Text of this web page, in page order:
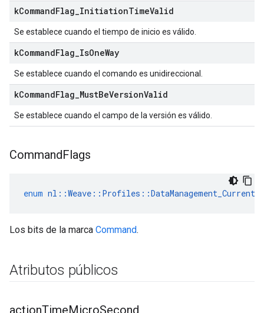
kCommandFlag InitiationTimeValid
Se establece cuando el tiempo de inicio es válido.
kCommandFlag IsOneWay
Se establece cuando el comando es unidireccional.
kCommandFlag MustBeVersionValid
Se establece cuando el campo de la versión es válido.
CommandFlags
enum nl ::Weave :: Profiles ::DataManagement_Current
Los bits de la marca Command.
Atributos públicos
actionTimeMicroSecond